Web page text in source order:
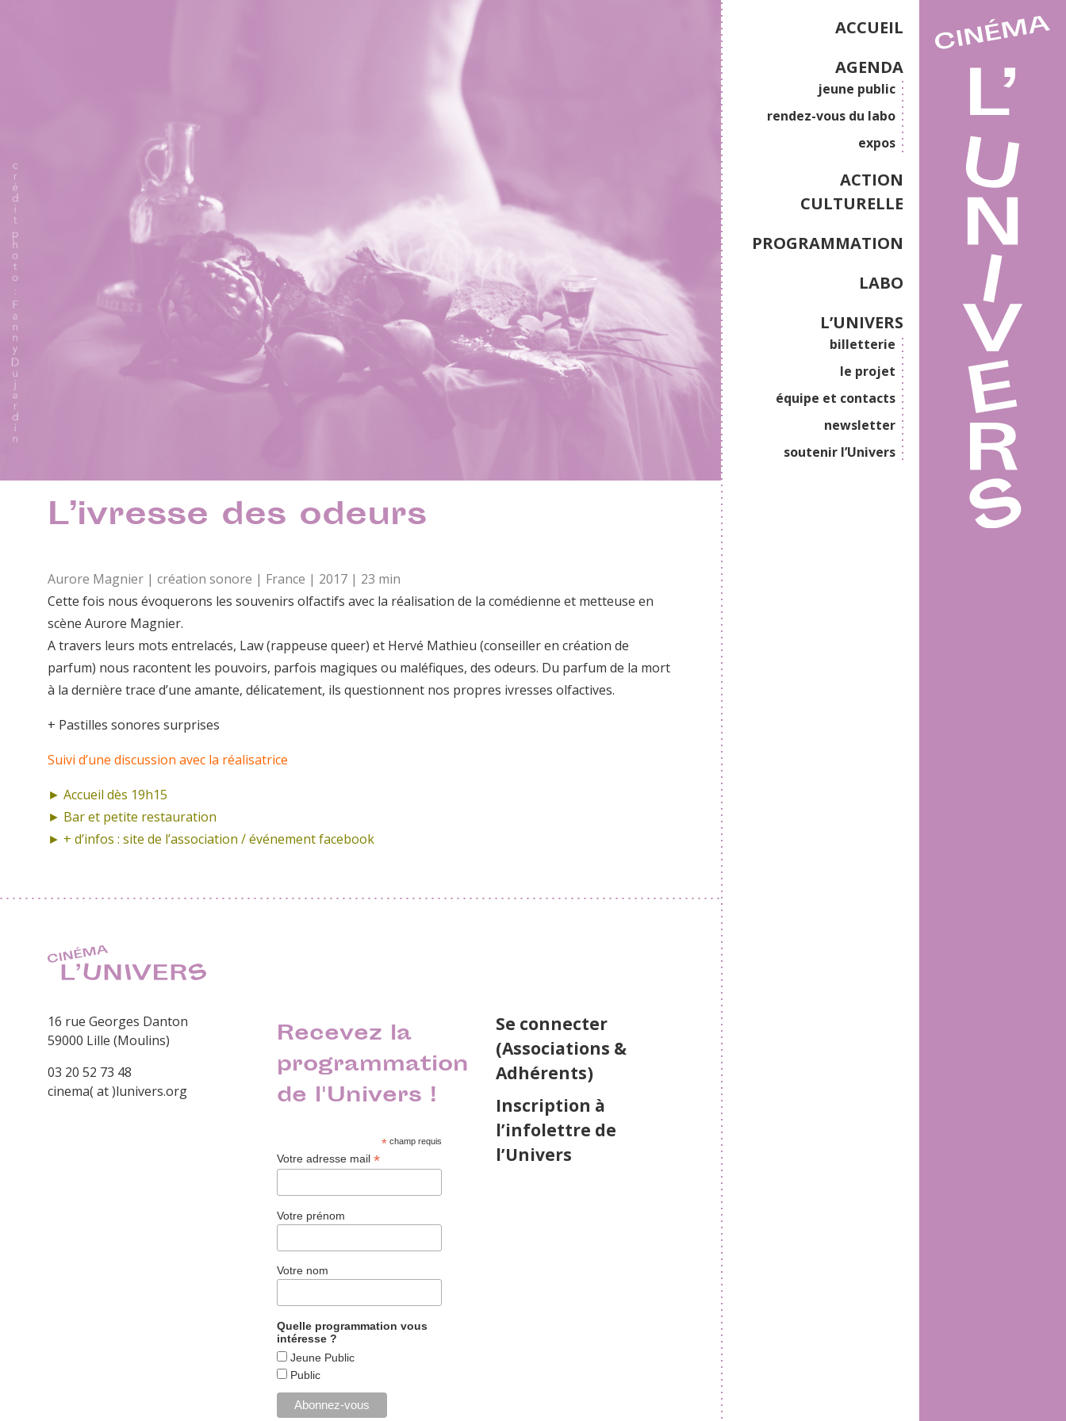
ACCUEIL
AGENDA
jeune public
rendez-vous du labo
expos
ACTION
CULTURELLE
PROGRAMMATION
LABO
L’UNIVERS
billetterie
le projet
équipe et contacts
newsletter
soutenir l’Univers
L’ivresse des odeurs
Aurore Magnier | création sonore | France | 2017 | 23 min
Cette fois nous évoquerons les souvenirs olfactifs avec la réalisation de la comédienne et metteuse en
scène Aurore Magnier.
A travers leurs mots entrelacés, Law (rappeuse queer) et Hervé Mathieu (conseiller en création de
parfum) nous racontent les pouvoirs, parfois magiques ou maléfiques, des odeurs. Du parfum de la mort
à la dernière trace d’une amante, délicatement, ils questionnent nos propres ivresses olfactives.
+ Pastilles sonores surprises
Suivi d’une discussion avec la réalisatrice
► Accueil dès 19h15
► Bar et petite restauration
► + d’infos : site de l’association /événement facebook
16 rue Georges Danton
59000 Lille (Moulins)
03 20 52 73 48
cinema( at )lunivers.org
Recevez la
programmation
de l'Univers !
*champ requis
Votre adresse mail*
Votre prénom
Votre nom
Quelle programmation vous
intéresse ?
Jeune Public
Public
Se connecter
(Associations &
Adhérents)
Inscription à
l’infolettre de
l’Univers